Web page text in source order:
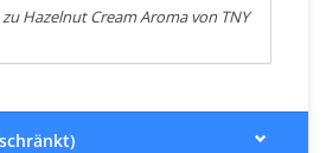
Hazelnut Cream Aroma von TNY